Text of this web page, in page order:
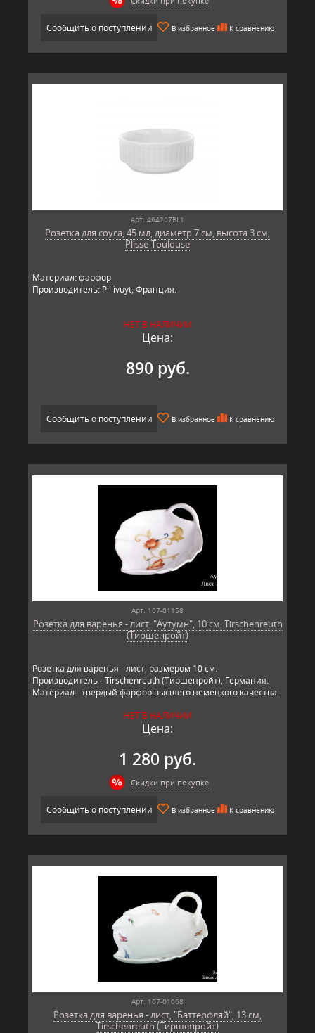
Сообщить о поступлении В избранное К сравнению
Арт: 464207BL1
Розетка для соуса, 45 мл, диаметр 7 см, высота 3 см,
Plisse-Toulouse
Материал: фарфор.
Производитель: Pillivuyt, Франция.
НЕТ В НАЛИЧИИ
Цена:
890 руб.
Сообщить о поступлении В избранное К сравнению
Арт: 107-01158
Розетка для варенья - лист, "Аутумн", 10 см, Tirschenreuth
(Тиршенройт)
Розетка для варенья - лист, размером 10 см.
Производитель - Tirschenreuth (Тиршенройт), Германия.
Материал - твердый фарфор высшего немецкого качества.
НЕТ В НАЛИЧИИ
Цена:
1 280 руб.
Скидки при покупке
Сообщить о поступлении В избранное К сравнению
Арт: 107-01068
Розетка для варенья - лист, "Баттерфляй", 13 см,
Tirschenreuth (Тиршенройт)